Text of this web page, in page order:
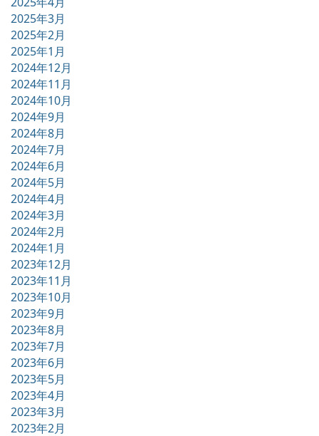
2025年3月
2025年2月
2025年1月
2024年12月
2024年11月
2024年10月
2024年9月
2024年8月
2024年7月
2024年6月
2024年5月
2024年4月
2024年3月
2024年2月
2024年1月
2023年12月
2023年11月
2023年10月
2023年9月
2023年8月
2023年7月
2023年6月
2023年5月
2023年4月
2023年3月
2023年2月